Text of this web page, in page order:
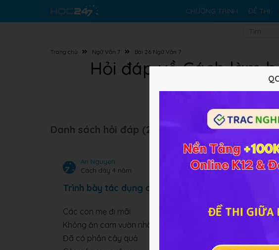
CHƯƠNG TRÌNH ĐỀ THI
Trang chủ Ngữ Văn 7 Bài 26 Ngữ Văn 7
Hỏi đáp về Cách làm
Danh sách hỏi đáp (224 câu):
An Nguyen
Cách đây 4 năm
Trình bày tác dụng của biện pháp nghệ thuật
Các con mẹ đi mãi
Không ăn cam vườn nhà
Đã có phần cây quả
QC